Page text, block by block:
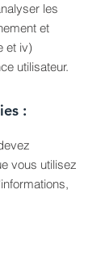
les
et
et iv)
utilisateur.
:
vous utilisez